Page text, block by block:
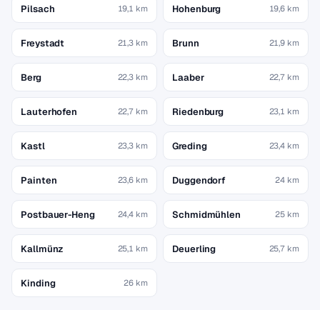
Pilsach 19,1 km Hohenburg 19,6 km
Freystadt 21,3 km Brunn 21,9 km
Berg 22,3 km Laaber 22,7 km
Lauterhofen 22,7 km Riedenburg 23,1 km
Kastl 23,3 km Greding 23,4 km
Painten 23,6 km Duggendorf 24 km
Postbauer-Heng 24,4 km Schmidmühlen 25 km
Kallmünz 25,1 km Deuerling 25,7 km
Kinding 26 km